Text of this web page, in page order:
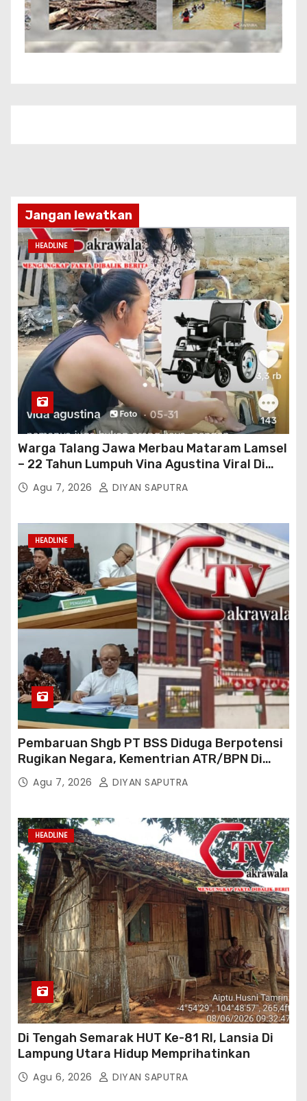
Jangan lewatkan
HEADLINE
Warga Talang Jawa Merbau Mataram Lamsel
– 22 Tahun Lumpuh Vina Agustina Viral Di
Tiktok Inginkan Kursi Roda Listrik, Kepala
Perwakilan Provinsi Lampung Media
Bertindak
Agu 7, 2026 DIYAN SAPUTRA
HEADLINE
Pembaruan Shgb PT BSS Diduga Berpotensi
Rugikan Negara, Kementrian ATR/BPN Di
Gugat Di PTUN Jakarta
Agu 7, 2026 DIYAN SAPUTRA
HEADLINE
Di Tengah Semarak HUT Ke-81 RI, Lansia Di
Lampung Utara Hidup Memprihatinkan
Agu 6, 2026 DIYAN SAPUTRA